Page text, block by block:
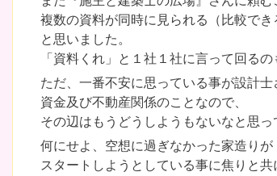
複数の資料が同時に見られる（比較で
と思いました。
「資料くれ」と１社１社に言って回る
ただ、一番不安に思っている事が設計
資金及び不動産関係のことなので、
その辺はもうどうしようもないなと思っ
何にせよ、空想に過ぎなかった家造りが
スタートしようとしている事に焦りと